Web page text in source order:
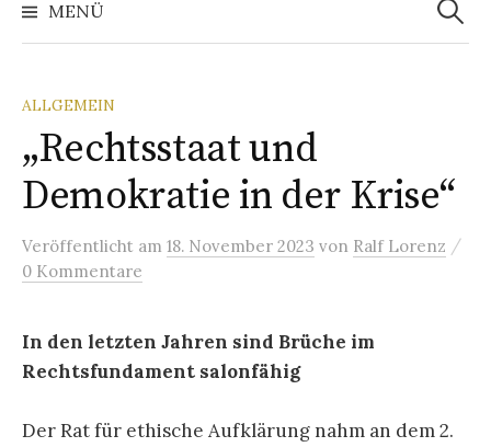
MENÜ
ALLGEMEIN
„Rechtsstaat und
Demokratie in der Krise“
Veröffentlicht am 18. November 2023 von Ralf Lorenz /
0 Kommentare
In den letzten Jahren sind Brüche im
Rechtsfundament salonfähig
Der Rat für ethische Aufklärung nahm an dem 2.